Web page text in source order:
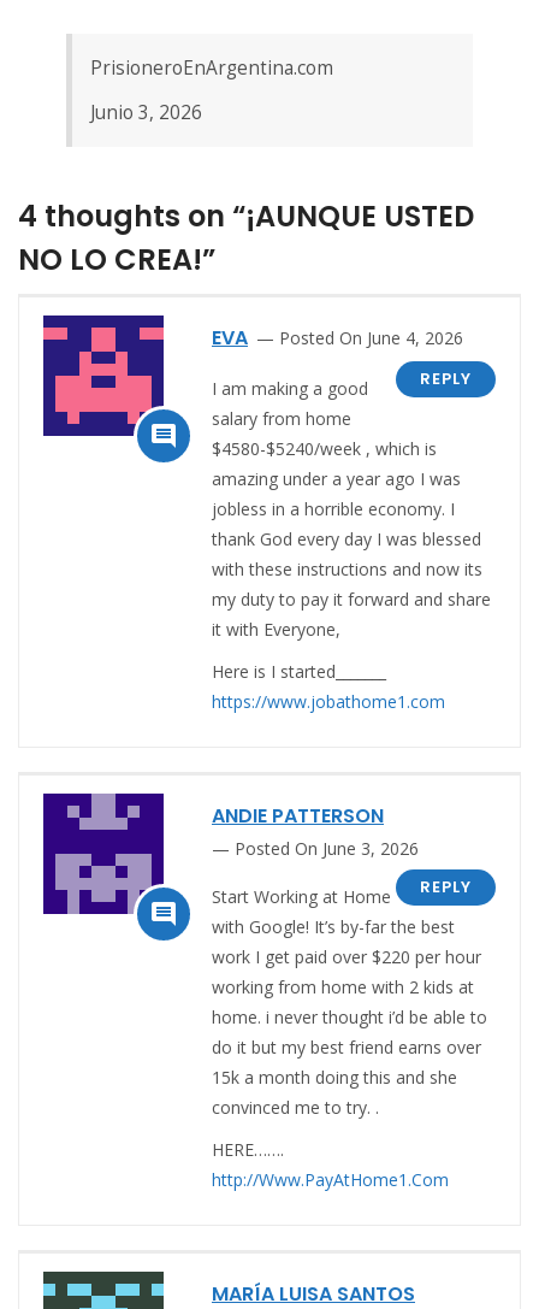
PrisioneroEnArgentina.com
Junio 3, 2026
4 thoughts on “¡AUNQUE USTED
NO LO CREA!”

EVA
Posted On June 4, 2026
REPLY
I am making a good
salary from home
$4580-$5240/week , which is
amazing und­er a year ago I was
jobless in a horrible economy. I
thank God every day I was blessed
with these instructions and now its
my duty to pay it forward and share
it with Everyone,
Here is I started_______
https://www.jobathome1.com

ANDIE PATTERSON
Posted On June 3, 2026
REPLY
Start Working at Home
with Google! It’s by-far the best
work I get paid over $220 per hour
working from home with 2 kids at
home. i never thought i’d be able to
do it but my best friend earns over
15k a month doing this and she
convinced me to try. .
HERE…….
http://Www.PayAtHome1.Com
MARÍA LUISA SANTOS